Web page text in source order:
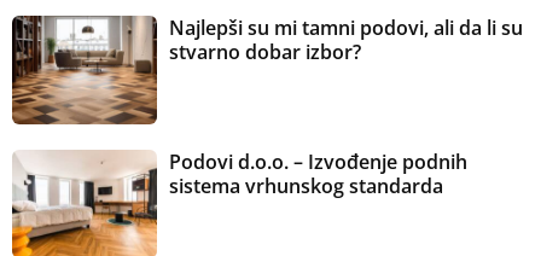
Najlepši su mi tamni podovi, ali da li su
stvarno dobar izbor?
Podovi d.o.o. – Izvođenje podnih
sistema vrhunskog standarda